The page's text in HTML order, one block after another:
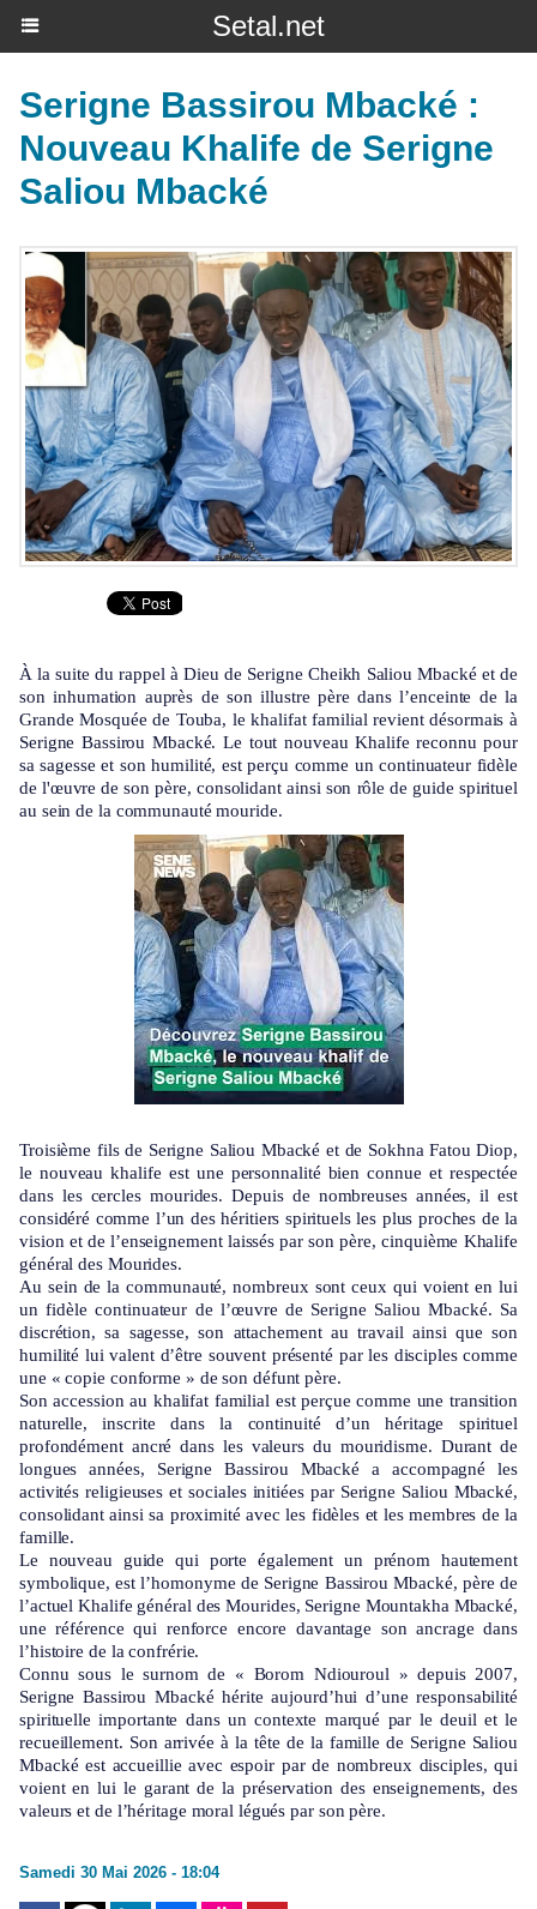
Setal.net
Serigne Bassirou Mbacké :
Nouveau Khalife de Serigne
Saliou Mbacké
À la suite du rappel à Dieu de Serigne Cheikh Saliou Mbacké et de
son inhumation auprès de son illustre père dans l’enceinte de la
Grande Mosquée de Touba, le khalifat familial revient désormais à
Serigne Bassirou Mbacké. Le tout nouveau Khalife reconnu pour
sa sagesse et son humilité, est perçu comme un continuateur fidèle
de l'œuvre de son père, consolidant ainsi son rôle de guide spirituel
au sein de la communauté mouride.
Troisième fils de Serigne Saliou Mbacké et de Sokhna Fatou Diop,
le nouveau khalife est une personnalité bien connue et respectée
dans les cercles mourides. Depuis de nombreuses années, il est
considéré comme l’un des héritiers spirituels les plus proches de la
vision et de l’enseignement laissés par son père, cinquième Khalife
général des Mourides.
Au sein de la communauté, nombreux sont ceux qui voient en lui
un fidèle continuateur de l’œuvre de Serigne Saliou Mbacké. Sa
discrétion, sa sagesse, son attachement au travail ainsi que son
humilité lui valent d’être souvent présenté par les disciples comme
une « copie conforme » de son défunt père.
Son accession au khalifat familial est perçue comme une transition
naturelle, inscrite dans la continuité d’un héritage spirituel
profondément ancré dans les valeurs du mouridisme. Durant de
longues années, Serigne Bassirou Mbacké a accompagné les
activités religieuses et sociales initiées par Serigne Saliou Mbacké,
consolidant ainsi sa proximité avec les fidèles et les membres de la
famille.
Le nouveau guide qui porte également un prénom hautement
symbolique, est l’homonyme de Serigne Bassirou Mbacké, père de
l’actuel Khalife général des Mourides, Serigne Mountakha Mbacké,
une référence qui renforce encore davantage son ancrage dans
l’histoire de la confrérie.
Connu sous le surnom de « Borom Ndiouroul » depuis 2007,
Serigne Bassirou Mbacké hérite aujourd’hui d’une responsabilité
spirituelle importante dans un contexte marqué par le deuil et le
recueillement. Son arrivée à la tête de la famille de Serigne Saliou
Mbacké est accueillie avec espoir par de nombreux disciples, qui
voient en lui le garant de la préservation des enseignements, des
valeurs et de l’héritage moral légués par son père.
Samedi 30 Mai 2026 - 18:04